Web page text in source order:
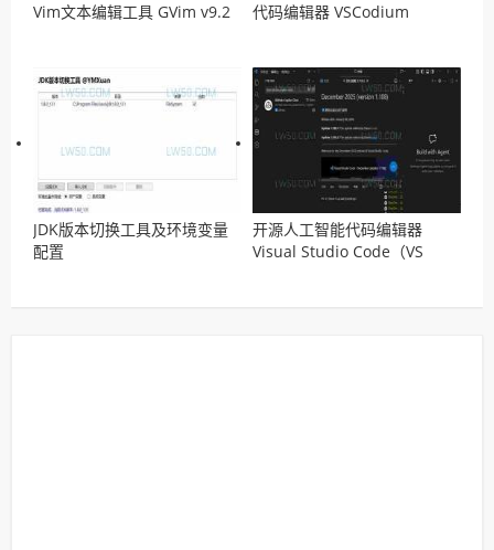
Vim文本编辑工具 GVim v9.2 代码编辑器 VSCodium
JDK版本切换工具及环境变量
配置
开源人工智能代码编辑器
Visual Studio Code（VS